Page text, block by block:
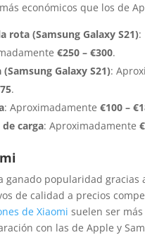
económicos que los de
rota (Samsung Galaxy S21):
€250 – €300.
(Samsung Galaxy S21):
.
: Aproximadamente €100 –
carga: Aproximadamente
ganado popularidad gracias
de calidad a precios
de Xiaomi suelen ser
con las de Apple y